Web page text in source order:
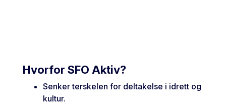
Hvorfor SFO Aktiv?
Senker terskelen for deltakelse i idrett og
kultur.